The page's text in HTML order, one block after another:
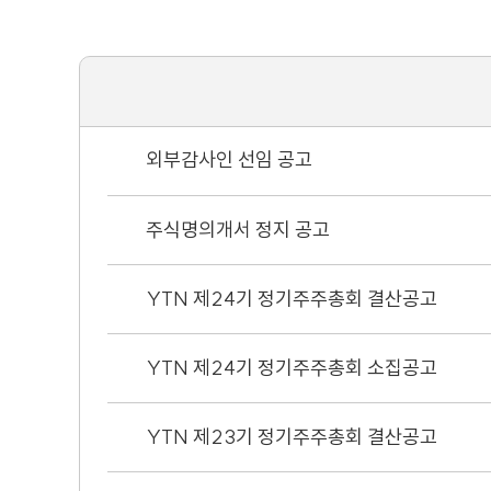
외부감사인 선임 공고
주식명의개서 정지 공고
YTN 제24기 정기주주총회 결산공고
YTN 제24기 정기주주총회 소집공고
YTN 제23기 정기주주총회 결산공고